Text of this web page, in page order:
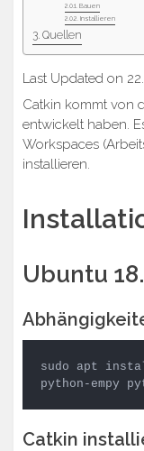
Bauen
Installieren
Quellen
Last Updated on
Catkin kommt von
entwickelt haben.
Workspaces
installieren.
Ubuntu
sudo apt
python-empy
Catkin